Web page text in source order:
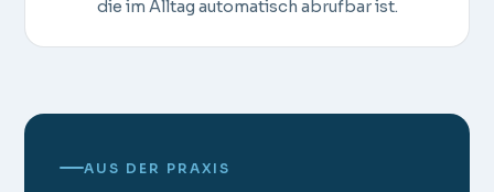
die im Alltag automatisch abrufbar ist.
AUS DER PRAXIS